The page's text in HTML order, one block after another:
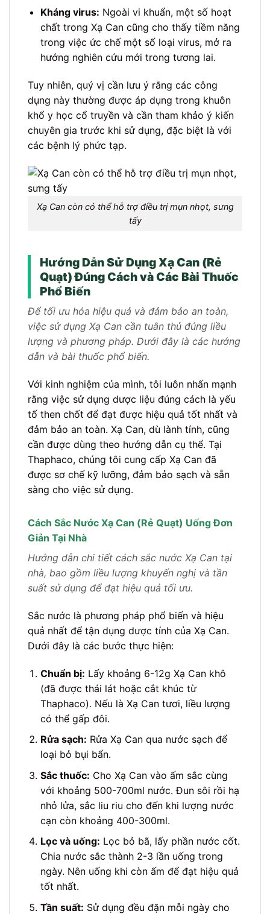
Kháng virus: Ngoài vi khuẩn, một số hoạt
chất trong Xạ Can cũng cho thấy tiềm năng
trong việc ức chế một số loại virus, mở ra
hướng nghiên cứu mới trong tương lai.
Tuy nhiên, quý vị cần lưu ý rằng các công
dụng này thường được áp dụng trong khuôn
khổ y học cổ truyền và cần tham khảo ý kiến
chuyên gia trước khi sử dụng, đặc biệt là với
các bệnh lý phức tạp.
Xạ Can còn có thể hỗ trợ điều trị mụn nhọt, sưng
tấy
Hướng Dẫn Sử Dụng Xạ Can (Rẻ
Quạt) Đúng Cách và Các Bài Thuốc
Phổ Biến
Để tối ưu hóa hiệu quả và đảm bảo an toàn,
việc sử dụng Xạ Can cần tuân thủ đúng liều
lượng và phương pháp. Dưới đây là các hướng
dẫn và bài thuốc phổ biến.
Với kinh nghiệm của mình, tôi luôn nhấn mạnh
rằng việc sử dụng dược liệu đúng cách là yếu
tố then chốt để đạt được hiệu quả tốt nhất và
đảm bảo an toàn. Xạ Can, dù lành tính, cũng
cần được dùng theo hướng dẫn cụ thể. Tại
Thaphaco, chúng tôi cung cấp Xạ Can đã
được sơ chế kỹ lưỡng, đảm bảo sạch và sẵn
sàng cho việc sử dụng.
Cách Sắc Nước Xạ Can (Rẻ Quạt) Uống Đơn
Giản Tại Nhà
Hướng dẫn chi tiết cách sắc nước Xạ Can tại
nhà, bao gồm liều lượng khuyến nghị và tần
suất sử dụng để đạt hiệu quả tối ưu.
Sắc nước là phương pháp phổ biến và hiệu
quả nhất để tận dụng dược tính của Xạ Can.
Dưới đây là các bước thực hiện:
Chuẩn bị: Lấy khoảng 6-12g Xạ Can khô
(đã được thái lát hoặc cắt khúc từ
Thaphaco). Nếu là Xạ Can tươi, liều lượng
có thể gấp đôi.
Rửa sạch: Rửa Xạ Can qua nước sạch để
loại bỏ bụi bẩn.
Sắc thuốc: Cho Xạ Can vào ấm sắc cùng
với khoảng 500-700ml nước. Đun sôi rồi hạ
nhỏ lửa, sắc liu riu cho đến khi lượng nước
cạn còn khoảng 400-300ml.
Lọc và uống: Lọc bỏ bã, lấy phần nước cốt.
Chia nước sắc thành 2-3 lần uống trong
ngày. Nên uống khi còn ấm để đạt hiệu quả
tốt nhất.
Tần suất: Sử dụng đều đặn mỗi ngày cho